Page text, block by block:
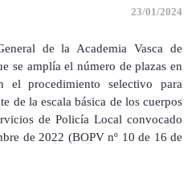
23/01/2024
de la Academia Vasca de
se amplía el número de plazas en
el procedimiento selectivo para
de la escala básica de los cuerpos
de Policía Local convocado
de 2022 (BOPV nº 10 de 16 de